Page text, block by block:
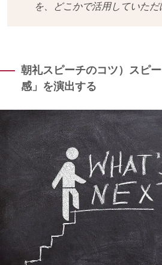
を、どこかで活用していただ
朝礼スピーチのコツ）スピ
感」を演出する